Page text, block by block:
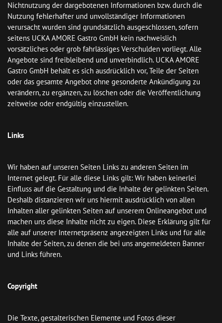
Nichtnutzung der dargebotenen Informationen bzw. durch die
Nutzung fehlerhafter und unvollständiger Informationen
verursacht wurden sind grundsätzlich ausgeschlossen, sofern
seitens UCKA AMORE Gastro GmbH kein nachweislich
vorsätzliches oder grob fahrlässiges Verschulden vorliegt. Alle
Angebote sind freibleibend und unverbindlich. UCKA AMORE
Gastro GmbH behält es sich ausdrücklich vor, Teile der Seiten
oder das gesamte Angebot ohne gesonderte Ankündigung zu
verändern, zu ergänzen, zu löschen oder die Veröffentlichung
zeitweise oder endgültig einzustellen.
Links
Wir haben auf unseren Seiten Links zu anderen Seiten im
Internet gelegt. Für alle diese Links gilt: Wir haben keinerlei
Einfluss auf die Gestaltung und die Inhalte der gelinkten Seiten.
Deshalb distanzieren wir uns hiermit ausdrücklich von allen
Inhalten aller gelinkten Seiten auf unserem Onlineangebot und
machen uns diese Inhalte nicht zu eigen. Diese Erklärung gilt für
alle auf unserer Internetpräsenz angezeigten Links und für alle
Inhalte der Seiten, zu denen die bei uns angemeldeten Banner
und Links führen.
Copyright
Die Texte, gestalterischen Elemente und Fotos dieser